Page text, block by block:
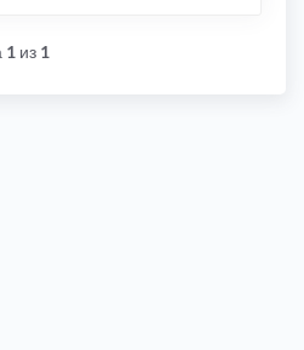
1 из 1